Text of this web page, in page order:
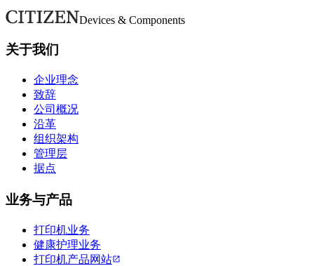
联系我们 Devices & Components
关于我们
企业理念
致辞
公司概况
沿革
组织架构
管理层
据点
业务与产品
打印机业务
健康护理业务
打印机产品网站